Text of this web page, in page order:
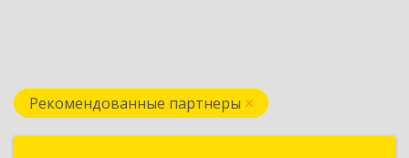
Рекомендованные партнеры